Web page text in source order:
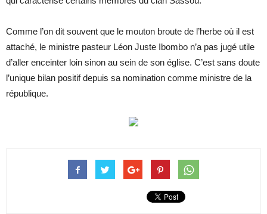
Comme l’on dit souvent que le mouton broute de l’herbe où il est
attaché, le ministre pasteur Léon Juste Ibombo n’a pas jugé utile
d’aller enceinter loin sinon au sein de son église. C’est sans doute
l’unique bilan positif depuis sa nomination comme ministre de la
république.